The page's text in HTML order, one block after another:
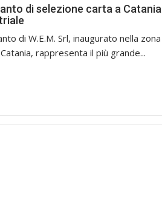
di selezione carta a Catania
di W.E.M. Srl, inaugurato nella zona
rappresenta il più grande...